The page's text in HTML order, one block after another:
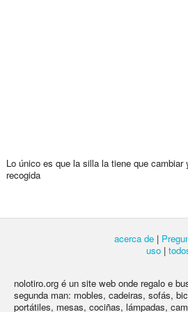
Lo único es que la silla la tiene que cambiar
recogida
acerca de |
uso |
nolotiro.org é un site web onde regalo e
segunda man: mobles, cadeiras, sofás,
portátiles, mesas, cociñas, lámpadas,